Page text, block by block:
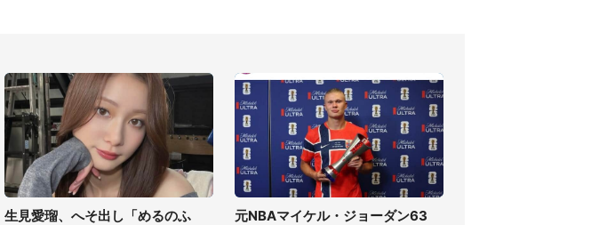
生見愛瑠、へそ出し「めるのふ
元NBAマイケル・ジョーダン63